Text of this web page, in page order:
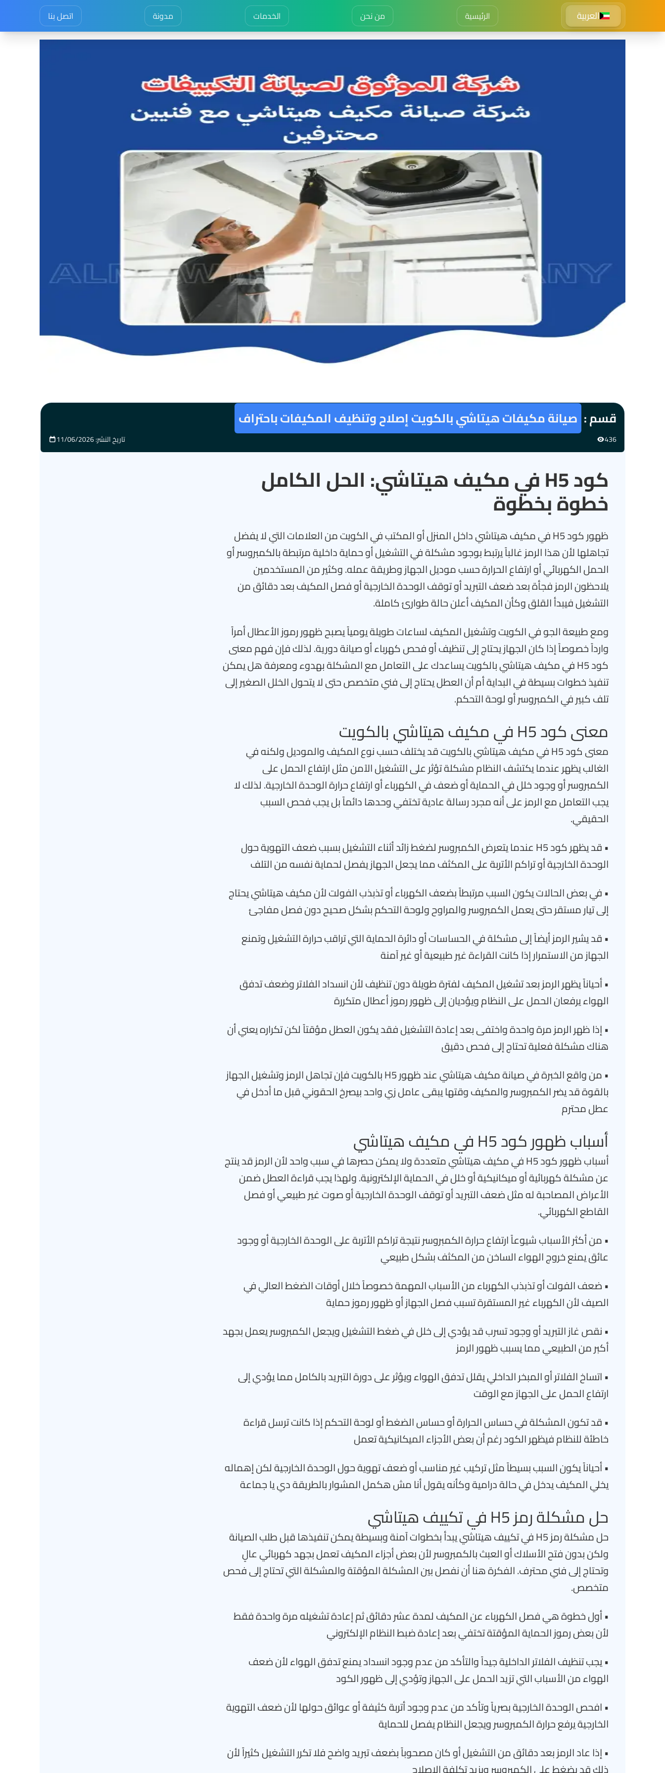
العربية الرئيسية من نحن الخدمات مدونة اتصل بنا
قسم : صيانة مكيفات هيتاشي بالكويت إصلاح وتنظيف المكيفات باحتراف
436 تاريخ النشر: 11/06/2026
كود H5 في مكيف هيتاشي: الحل الكامل
خطوة بخطوة
ظهور كود H5 في مكيف هيتاشي داخل المنزل أو المكتب في الكويت من العلامات التي لا يفضل
تجاهلها لأن هذا الرمز غالباً يرتبط بوجود مشكلة في التشغيل أو حماية داخلية مرتبطة بالكمبروسر أو
الحمل الكهربائي أو ارتفاع الحرارة حسب موديل الجهاز وطريقة عمله. وكثير من المستخدمين
يلاحظون الرمز فجأة بعد ضعف التبريد أو توقف الوحدة الخارجية أو فصل المكيف بعد دقائق من
التشغيل فيبدأ القلق وكأن المكيف أعلن حالة طوارئ كاملة.
ومع طبيعة الجو في الكويت وتشغيل المكيف لساعات طويلة يومياً يصبح ظهور رموز الأعطال أمراً
وارداً خصوصاً إذا كان الجهاز يحتاج إلى تنظيف أو فحص كهرباء أو صيانة دورية. لذلك فإن فهم معنى
كود H5 في مكيف هيتاشي بالكويت يساعدك على التعامل مع المشكلة بهدوء ومعرفة هل يمكن
تنفيذ خطوات بسيطة في البداية أم أن العطل يحتاج إلى فني متخصص حتى لا يتحول الخلل الصغير إلى
تلف كبير في الكمبروسر أو لوحة التحكم.
معنى كود H5 في مكيف هيتاشي بالكويت
معنى كود H5 في مكيف هيتاشي بالكويت قد يختلف حسب نوع المكيف والموديل ولكنه في
الغالب يظهر عندما يكتشف النظام مشكلة تؤثر على التشغيل الآمن مثل ارتفاع الحمل على
الكمبروسر أو وجود خلل في الحماية أو ضعف في الكهرباء أو ارتفاع حرارة الوحدة الخارجية. لذلك لا
يجب التعامل مع الرمز على أنه مجرد رسالة عادية تختفي وحدها دائماً بل يجب فحص السبب
الحقيقي.
• قد يظهر كود H5 عندما يتعرض الكمبروسر لضغط زائد أثناء التشغيل بسبب ضعف التهوية حول
الوحدة الخارجية أو تراكم الأتربة على المكثف مما يجعل الجهاز يفصل لحماية نفسه من التلف
• في بعض الحالات يكون السبب مرتبطاً بضعف الكهرباء أو تذبذب الفولت لأن مكيف هيتاشي يحتاج
إلى تيار مستقر حتى يعمل الكمبروسر والمراوح ولوحة التحكم بشكل صحيح دون فصل مفاجئ
• قد يشير الرمز أيضاً إلى مشكلة في الحساسات أو دائرة الحماية التي تراقب حرارة التشغيل وتمنع
الجهاز من الاستمرار إذا كانت القراءة غير طبيعية أو غير آمنة
• أحياناً يظهر الرمز بعد تشغيل المكيف لفترة طويلة دون تنظيف لأن انسداد الفلاتر وضعف تدفق
الهواء يرفعان الحمل على النظام ويؤديان إلى ظهور رموز أعطال متكررة
• إذا ظهر الرمز مرة واحدة واختفى بعد إعادة التشغيل فقد يكون العطل مؤقتاً لكن تكراره يعني أن
هناك مشكلة فعلية تحتاج إلى فحص دقيق
• من واقع الخبرة في صيانة مكيف هيتاشي عند ظهور H5 بالكويت فإن تجاهل الرمز وتشغيل الجهاز
بالقوة قد يضر الكمبروسر والمكيف وقتها يبقى عامل زي واحد بيصرخ الحقوني قبل ما أدخل في
عطل محترم
أسباب ظهور كود H5 في مكيف هيتاشي
أسباب ظهور كود H5 في مكيف هيتاشي متعددة ولا يمكن حصرها في سبب واحد لأن الرمز قد ينتج
عن مشكلة كهربائية أو ميكانيكية أو خلل في الحماية الإلكترونية. ولهذا يجب قراءة العطل ضمن
الأعراض المصاحبة له مثل ضعف التبريد أو توقف الوحدة الخارجية أو صوت غير طبيعي أو فصل
القاطع الكهربائي.
• من أكثر الأسباب شيوعاً ارتفاع حرارة الكمبروسر نتيجة تراكم الأتربة على الوحدة الخارجية أو وجود
عائق يمنع خروج الهواء الساخن من المكثف بشكل طبيعي
• ضعف الفولت أو تذبذب الكهرباء من الأسباب المهمة خصوصاً خلال أوقات الضغط العالي في
الصيف لأن الكهرباء غير المستقرة تسبب فصل الجهاز أو ظهور رموز حماية
• نقص غاز التبريد أو وجود تسرب قد يؤدي إلى خلل في ضغط التشغيل ويجعل الكمبروسر يعمل بجهد
أكبر من الطبيعي مما يسبب ظهور الرمز
• اتساخ الفلاتر أو المبخر الداخلي يقلل تدفق الهواء ويؤثر على دورة التبريد بالكامل مما يؤدي إلى
ارتفاع الحمل على الجهاز مع الوقت
• قد تكون المشكلة في حساس الحرارة أو حساس الضغط أو لوحة التحكم إذا كانت ترسل قراءة
خاطئة للنظام فيظهر الكود رغم أن بعض الأجزاء الميكانيكية تعمل
• أحياناً يكون السبب بسيطاً مثل تركيب غير مناسب أو ضعف تهوية حول الوحدة الخارجية لكن إهماله
يخلي المكيف يدخل في حالة درامية وكأنه يقول أنا مش هكمل المشوار بالطريقة دي يا جماعة
حل مشكلة رمز H5 في تكييف هيتاشي
حل مشكلة رمز H5 في تكييف هيتاشي يبدأ بخطوات آمنة وبسيطة يمكن تنفيذها قبل طلب الصيانة
ولكن بدون فتح الأسلاك أو العبث بالكمبروسر لأن بعض أجزاء المكيف تعمل بجهد كهربائي عالٍ
وتحتاج إلى فني محترف. الفكرة هنا أن نفصل بين المشكلة المؤقتة والمشكلة التي تحتاج إلى فحص
متخصص.
• أول خطوة هي فصل الكهرباء عن المكيف لمدة عشر دقائق ثم إعادة تشغيله مرة واحدة فقط
لأن بعض رموز الحماية المؤقتة تختفي بعد إعادة ضبط النظام الإلكتروني
• يجب تنظيف الفلاتر الداخلية جيداً والتأكد من عدم وجود انسداد يمنع تدفق الهواء لأن ضعف
الهواء من الأسباب التي تزيد الحمل على الجهاز وتؤدي إلى ظهور الكود
• افحص الوحدة الخارجية بصرياً وتأكد من عدم وجود أتربة كثيفة أو عوائق حولها لأن ضعف التهوية
الخارجية يرفع حرارة الكمبروسر ويجعل النظام يفصل للحماية
• إذا عاد الرمز بعد دقائق من التشغيل أو كان مصحوباً بضعف تبريد واضح فلا تكرر التشغيل كثيراً لأن
ذلك قد يضغط على الكمبروسر ويزيد تكلفة الإصلاح